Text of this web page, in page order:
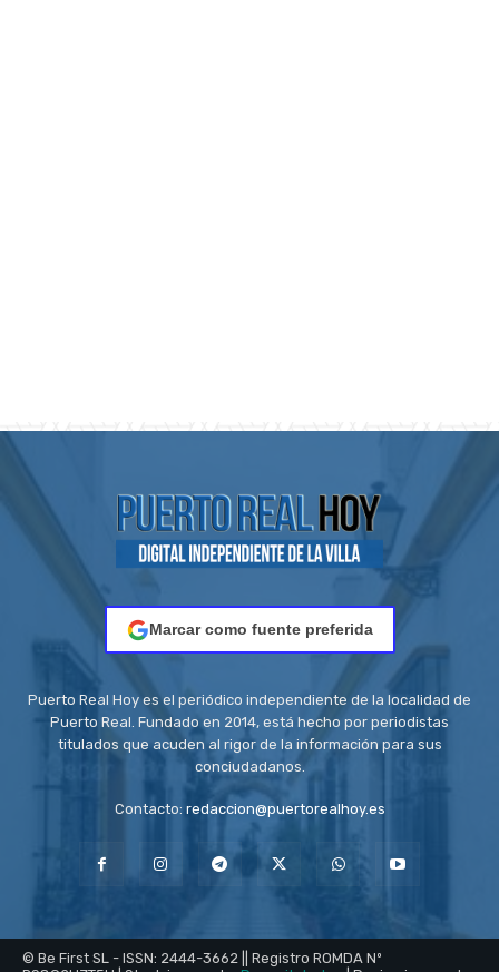
Marcar como fuente preferida
Puerto Real Hoy es el periódico independiente de la localidad de
Puerto Real. Fundado en 2014, está hecho por periodistas
titulados que acuden al rigor de la información para sus
conciudadanos.
Contacto: redaccion@puertorealhoy.es
© Be First SL - ISSN: 2444-3662 || Registro ROMDA Nº